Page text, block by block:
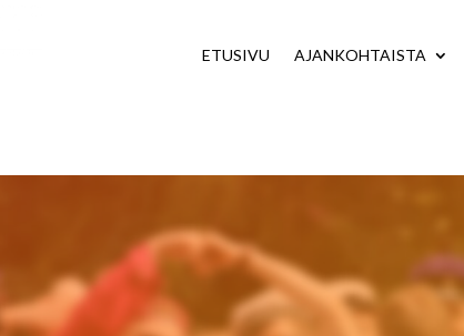
ETUSIVU AJANKOHTAISTA